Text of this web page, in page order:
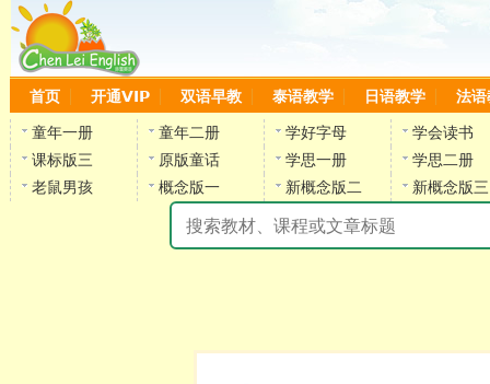
首页 开通VIP 双语早教 泰语教学 日语教学 法语
童年一册 童年二册 学好字母
学会读书
课标版三
原版童话 学思一册
学思二册
老鼠男孩
概念版一 新概念版二 新概念版三